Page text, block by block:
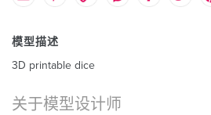
模型描述
3D printable dice
关于模型设计师